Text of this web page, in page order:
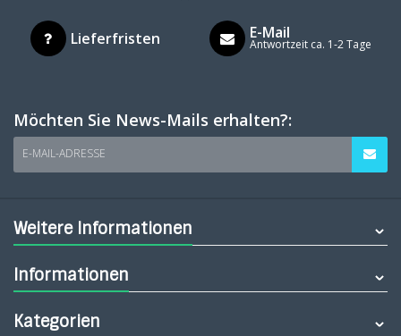
Lieferfristen E-Mail
Antwortzeit ca. 1-2 Tage
Möchten Sie News-Mails erhalten?:
E-MAIL-ADRESSE
Weitere Informationen
Informationen
Kategorien